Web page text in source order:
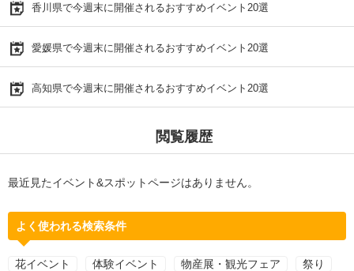
香川県で今週末に開催されるおすすめイベント20選
愛媛県で今週末に開催されるおすすめイベント20選
高知県で今週末に開催されるおすすめイベント20選
閲覧履歴
最近見たイベント&スポットページはありません。
よく使われる検索条件
花イベント 体験イベント 物産展・観光フェア 祭り